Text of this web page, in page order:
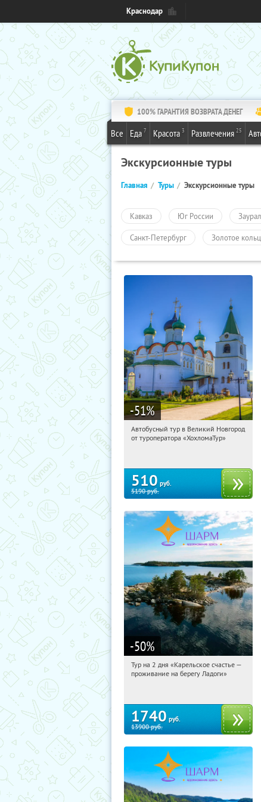
Краснодар
100% ГАРАНТИЯ ВОЗВРАТА ДЕНЕГ
Все Еда 7 Красота 3 Развлечения 25
Экскурсионные туры
Главная Туры Экскурсионные туры
Кавказ Юг России
Санкт-Петербург Золотое
-51%
14:57:59 Купили:2
Автобусный тур в Великий Новгород
от туроператора «ХохломаТур»
510 руб.
5190руб.
-50%
14:57:59 Купили:39
Тур на 2 дня «Карельское счастье —
проживание на берегу Ладоги»
1740 руб.
13900руб.